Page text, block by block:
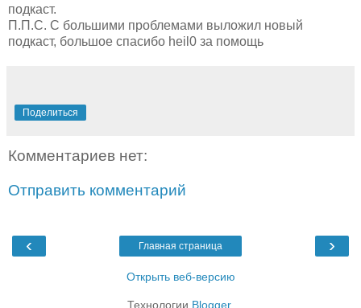
подкаст.
П.П.С. С большими проблемами выложил новый
подкаст, большое спасибо heil0 за помощь
Поделиться
Комментариев нет:
Отправить комментарий
‹ ›
Главная страница
Открыть веб-версию
Технологии Blogger.